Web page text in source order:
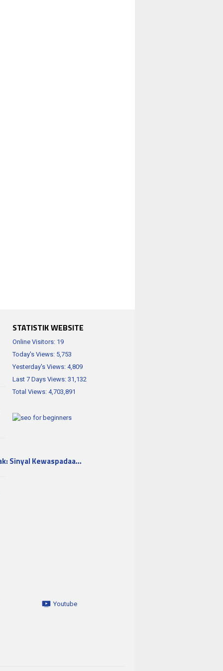
Sinyal Kewaspadaa…
STATISTIK WEBSITE
Online Visitors: 19
Today's Views: 5,753
Yesterday's Views: 4,809
Last 7 Days Views: 31,132
Total Views: 4,703,891
Youtube